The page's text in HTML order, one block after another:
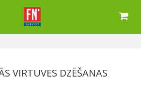
VIRTUVES DZĒŠANAS